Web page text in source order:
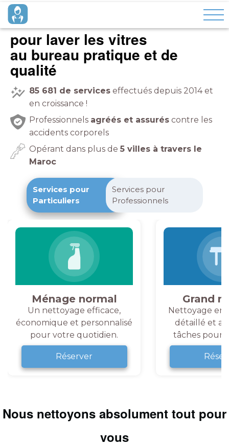
pour laver les vitres
à domicile pratique et de
qualité
85 681 de services effectués depuis 2014 et
en croissance !
Professionnels agréés et assurés contre les
accidents corporels
Opérant dans plus de 5 villes à travers le
Maroc
Services pour
Particuliers
Services pour
Professionnels
Ménage normal
Un nettoyage efficace,
économique et personnalisé
pour votre quotidien.
Réserver
Grand
Nettoyage en
détaillé et
tâches pour
Nous nettoyons absolument tout pour
vous